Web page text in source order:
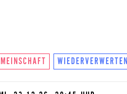
WIEDERVERWERTEN